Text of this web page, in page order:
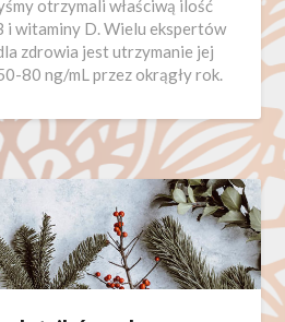
otrzymali właściwą ilość
i witaminy D. Wielu ekspertów
zdrowia jest utrzymanie jej
80 ng/mL przez okrągły rok.